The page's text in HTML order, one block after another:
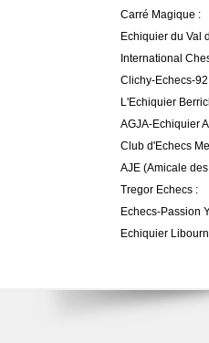
Carré Magique :
Echiquier du Val
International
Clichy-Echecs-
L'Echiquier
AGJA-Echiquier
Club d'Echecs
AJE (Amicale
Tregor Echecs :
Echecs-Passion
Echiquier